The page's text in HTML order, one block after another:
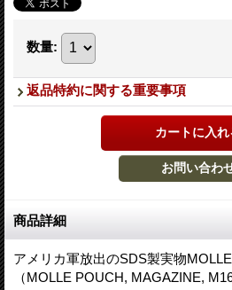
数量:
返品特約に関する重要事項
商品詳細
アメリカ軍放出のSDS製実物
（MOLLE POUCH, MAGAZINE,